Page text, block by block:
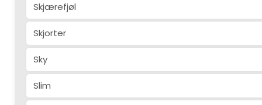
Skjærefjøl
Skjorter
Sky
Slim